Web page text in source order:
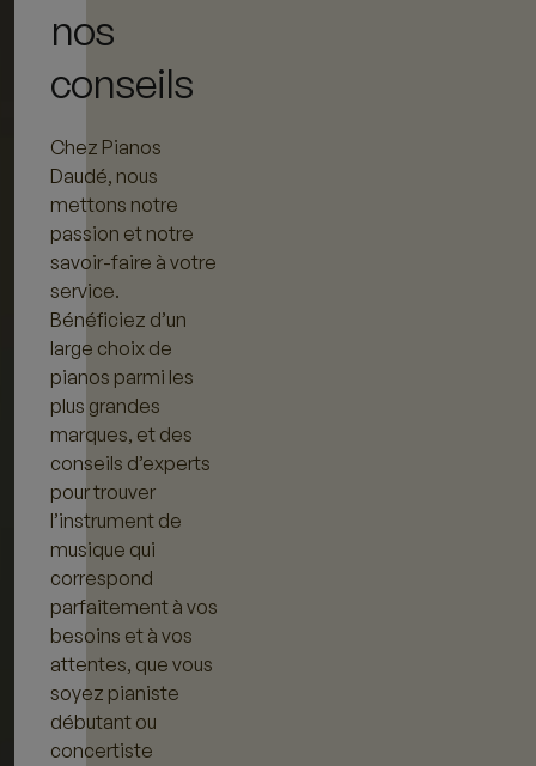
nos
conseils
Chez Pianos
Daudé, nous
mettons notre
passion et notre
savoir-faire à votre
service.
Bénéficiez d’un
large choix de
pianos parmi les
plus grandes
marques, et des
conseils d’experts
pour trouver
l’instrument de
musique qui
correspond
parfaitement à vos
besoins et à vos
attentes, que vous
soyez pianiste
débutant ou
concertiste